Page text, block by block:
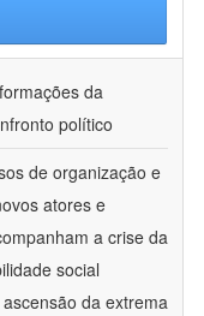
da
político
de organização e
atores e
a crise da
social
da extrema